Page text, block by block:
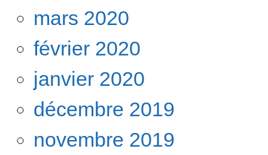
mars 2020
février 2020
janvier 2020
décembre 2019
novembre 2019